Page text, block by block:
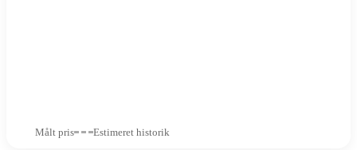
Målt pris Estimeret historik